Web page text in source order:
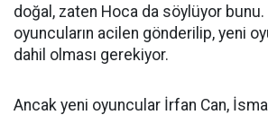
doğal, zaten Hoca da söylüyor
oyuncuların acilen gönderilip, yeni
dahil olması gerekiyor.
Ancak yeni oyuncular İrfan Can,